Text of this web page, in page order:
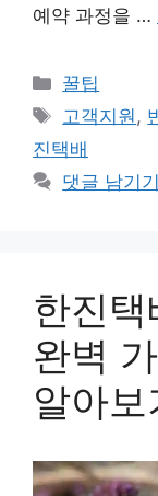
예약 과정을 …
카
테
리
꿀팁
태
그
고객지원,
진택배
댓글 남기기
한진
완벽
알아보